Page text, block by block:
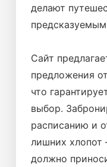
делают
Сайт
предложения
что
выбор.
расписанию и
лишних хлопот
должно